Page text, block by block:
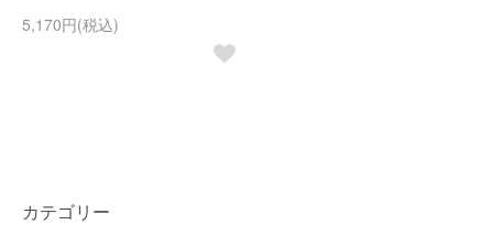
5,170円(税込)
カテゴリー